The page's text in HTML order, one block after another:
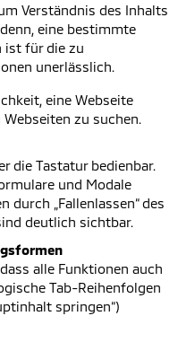
Verständnis des Inhalts
eine bestimmte
ist für die zu
unerlässlich.
eine Webseite
zu suchen.
die Tastatur bedienbar.
und Modale
durch „Fallenlassen“ des
deutlich sichtbar.
alle Funktionen auch
Tab-Reihenfolgen
springen“)